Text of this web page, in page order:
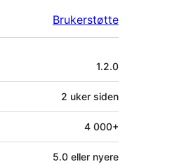
Brukerstøtte
1.2.0
2 uker siden
4 000+
5.0 eller nyere